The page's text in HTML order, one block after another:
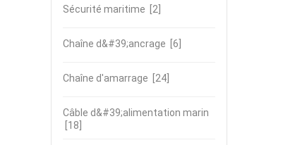
Sécurité maritime [2]
Chaîne d&#39;ancrage [6]
Chaîne d'amarrage [24]
Câble d&#39;alimentation marin
[18]